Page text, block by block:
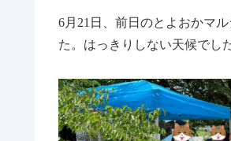
6月21日、前日のとよおかマ
た。はっきりしない天候でし